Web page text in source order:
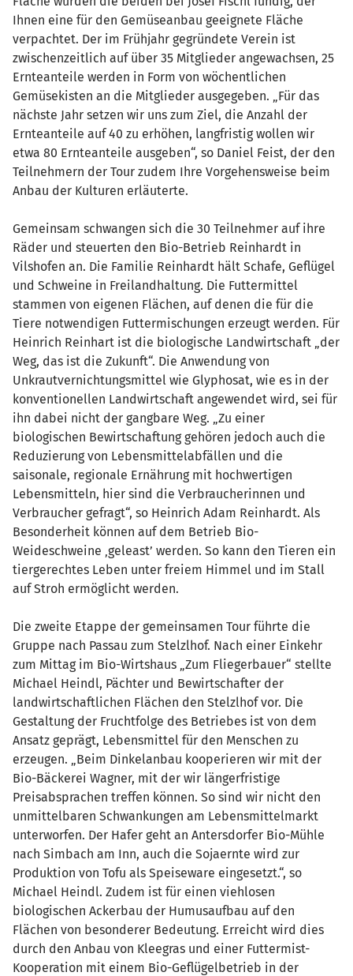
Ihnen eine für den Gemüseanbau geeignete Fläche
verpachtet. Der im Frühjahr gegründete Verein ist
zwischenzeitlich auf über 35 Mitglieder angewachsen, 25
Ernteanteile werden in Form von wöchentlichen
Gemüsekisten an die Mitglieder ausgegeben. „Für das
nächste Jahr setzen wir uns zum Ziel, die Anzahl der
Ernteanteile auf 40 zu erhöhen, langfristig wollen wir
etwa 80 Ernteanteile ausgeben“, so Daniel Feist, der den
Teilnehmern der Tour zudem Ihre Vorgehensweise beim
Anbau der Kulturen erläuterte.
Gemeinsam schwangen sich die 30 Teilnehmer auf ihre
Räder und steuerten den Bio-Betrieb Reinhardt in
Vilshofen an. Die Familie Reinhardt hält Schafe, Geflügel
und Schweine in Freilandhaltung. Die Futtermittel
stammen von eigenen Flächen, auf denen die für die
Tiere notwendigen Futtermischungen erzeugt werden. Für
Heinrich Reinhart ist die biologische Landwirtschaft „der
Weg, das ist die Zukunft“. Die Anwendung von
Unkrautvernichtungsmittel wie Glyphosat, wie es in der
konventionellen Landwirtschaft angewendet wird, sei für
ihn dabei nicht der gangbare Weg. „Zu einer
biologischen Bewirtschaftung gehören jedoch auch die
Reduzierung von Lebensmittelabfällen und die
saisonale, regionale Ernährung mit hochwertigen
Lebensmitteln, hier sind die Verbraucherinnen und
Verbraucher gefragt“, so Heinrich Adam Reinhardt. Als
Besonderheit können auf dem Betrieb Bio-
Weideschweine ‚geleast’ werden. So kann den Tieren ein
tiergerechtes Leben unter freiem Himmel und im Stall
auf Stroh ermöglicht werden.
Die zweite Etappe der gemeinsamen Tour führte die
Gruppe nach Passau zum Stelzlhof. Nach einer Einkehr
zum Mittag im Bio-Wirtshaus „Zum Fliegerbauer“ stellte
Michael Heindl, Pächter und Bewirtschafter der
landwirtschaftlichen Flächen den Stelzlhof vor. Die
Gestaltung der Fruchtfolge des Betriebes ist von dem
Ansatz geprägt, Lebensmittel für den Menschen zu
erzeugen. „Beim Dinkelanbau kooperieren wir mit der
Bio-Bäckerei Wagner, mit der wir längerfristige
Preisabsprachen treffen können. So sind wir nicht den
unmittelbaren Schwankungen am Lebensmittelmarkt
unterworfen. Der Hafer geht an Antersdorfer Bio-Mühle
nach Simbach am Inn, auch die Sojaernte wird zur
Produktion von Tofu als Speiseware eingesetzt.“, so
Michael Heindl. Zudem ist für einen viehlosen
biologischen Ackerbau der Humusaufbau auf den
Flächen von besonderer Bedeutung. Erreicht wird dies
durch den Anbau von Kleegras und einer Futtermist-
Kooperation mit einem Bio-Geflügelbetrieb in der